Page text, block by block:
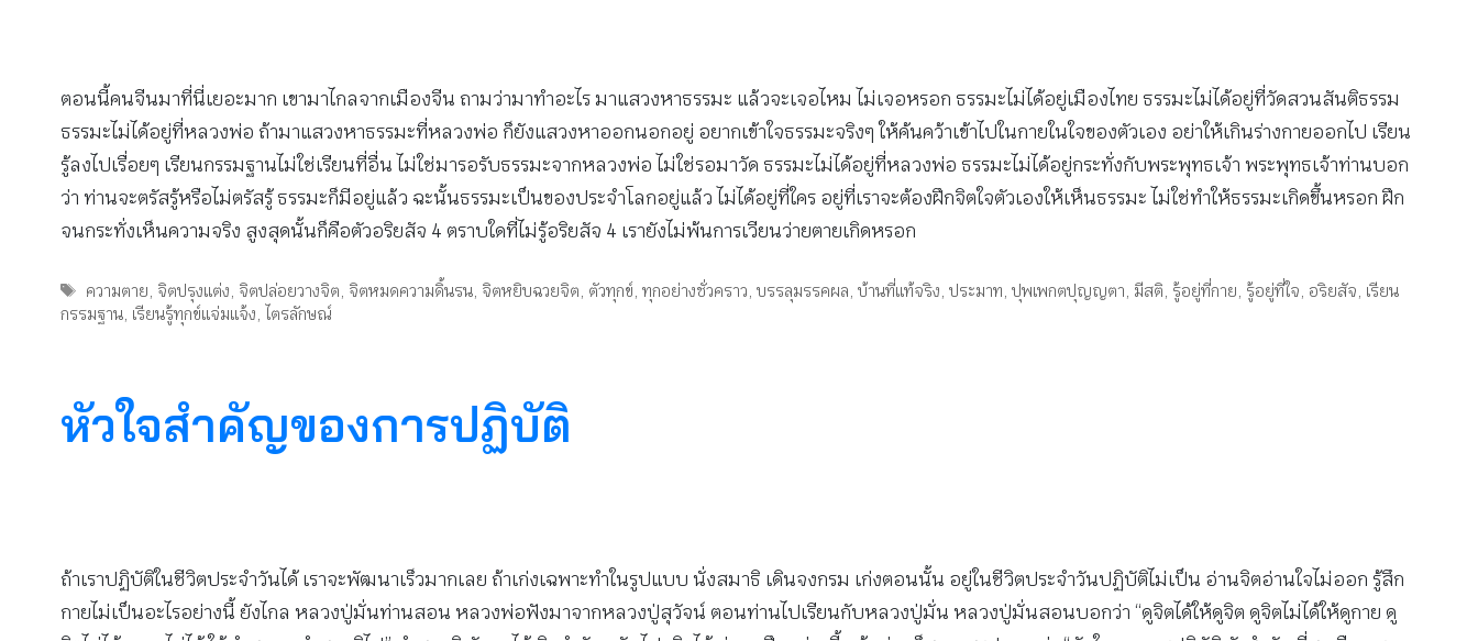
ตอนนี้คนจีนมาที่นี่เยอะมาก เขามาไกลจากเมืองจีน ถามว่ามาทำอะไร มาแสวงหาธรรมะ แล้วจะเจอไหม ไม่เจอหรอก ธรรมะไม่ได้อยู่เมืองไทย ธรรมะไม่ได้อยู่ที่วัดสวนสันติธรรม
ธรรมะไม่ได้อยู่ที่หลวงพ่อ ถ้ามาแสวงหาธรรมะที่หลวงพ่อ ก็ยังแสวงหาออกนอกอยู่ อยากเข้าใจธรรมะจริงๆ ให้ค้นคว้าเข้าไปในกายในใจของตัวเอง อย่าให้เกินร่างกายออกไป เรียน
รู้ลงไปเรื่อยๆ เรียนกรรมฐานไม่ใช่เรียนที่อื่น ไม่ใช่มารอรับธรรมะจากหลวงพ่อ ไม่ใช่รอมาวัด ธรรมะไม่ได้อยู่ที่หลวงพ่อ ธรรมะไม่ได้อยู่กระทั่งกับพระพุทธเจ้า พระพุทธเจ้าท่านบอก
ว่า ท่านจะตรัสรู้หรือไม่ตรัสรู้ ธรรมะก็มีอยู่แล้ว ฉะนั้นธรรมะเป็นของประจำโลกอยู่แล้ว ไม่ได้อยู่ที่ใคร อยู่ที่เราจะต้องฝึกจิตใจตัวเองให้เห็นธรรมะ ไม่ใช่ทำให้ธรรมะเกิดขึ้นหรอก ฝึก
จนกระทั่งเห็นความจริง สูงสุดนั้นก็คือตัวอริยสัจ 4 ตราบใดที่ไม่รู้อริยสัจ 4 เรายังไม่พ้นการเวียนว่ายตายเกิดหรอก
Tags
ความตาย จิตปรุงแต่ง จิตปล่อยวางจิต จิตหมดความดิ้นรน จิตหยิบฉวยจิต ตัวทุกข์ ,ทุกอย่างชั่วคราว ,บรรลุมรรคผล ,บ้านที่แท้จริง ,ประมาท ,ปุพเพกตปุญญตา มีสติ รู้อยู่ที่กาย รู้อยู่ที่ใจ อริยสัจ เรียน
กรรมฐาน เรียนรู้ทุกข์แจ่มแจ้ง ไตรลักษณ์
หัวใจสำคัญของการปฏิบัติ
ถ้าเราปฏิบัติในชีวิตประจำวันได้ เราจะพัฒนาเร็วมากเลย ถ้าเก่งเฉพาะทำในรูปแบบ นั่งสมาธิ เดินจงกรม เก่งตอนนั้น อยู่ในชีวิตประจำวันปฏิบัติไม่เป็น อ่านจิตอ่านใจไม่ออก รู้สึก
กายไม่เป็นอะไรอย่างนี้ ยังไกล หลวงปู่มั่นท่านสอน หลวงพ่อฟังมาจากหลวงปู่สุวัจน์ ตอนท่านไปเรียนกับหลวงปู่มั่น หลวงปู่มั่นสอนบอกว่า “ดูจิตได้ให้ดูจิต ดูจิตไม่ได้ให้ดูกาย ดู